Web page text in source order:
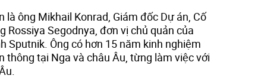
là ông Mikhail Konrad, Giám đốc Dự án, Cố
Rossiya Segodnya, đơn vị chủ quản của
Sputnik. Ông có hơn 15 năm kinh nghiệm
thông tại Nga và châu Âu, từng làm việc với